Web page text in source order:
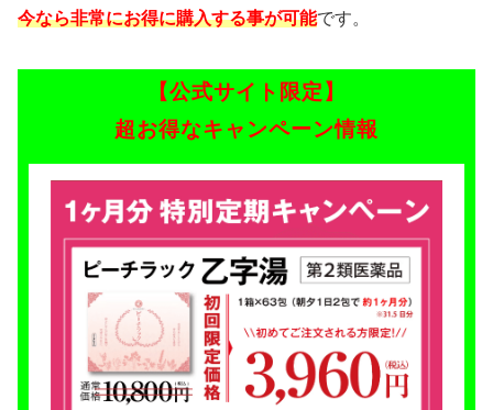
今なら非常にお得に購入する事が可能です。
【公式サイト限定】
超お得なキャンペーン情報